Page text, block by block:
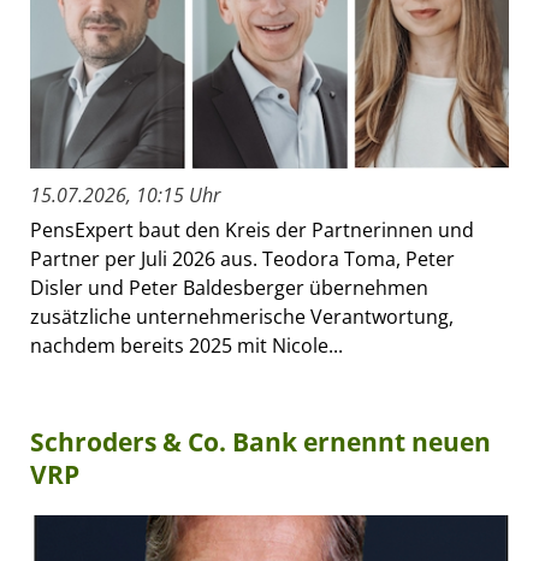
15.07.2026, 10:15 Uhr
PensExpert baut den Kreis der Partnerinnen und
Partner per Juli 2026 aus. Teodora Toma, Peter
Disler und Peter Baldesberger übernehmen
zusätzliche unternehmerische Verantwortung,
nachdem bereits 2025 mit Nicole...
Schroders & Co. Bank ernennt neuen
VRP